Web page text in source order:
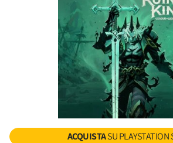
ACQUISTASU PLAYSTATION